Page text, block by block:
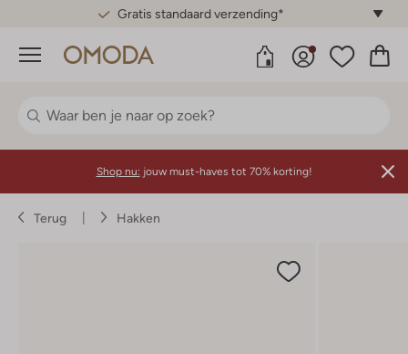
Gratis standaard verzending*
Menu
Shop nu: jouw must-haves tot 70% korting!
Terug Hakken